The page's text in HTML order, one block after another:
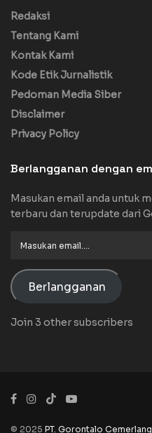
Redaksi
Tentang Kami
Kontak Kami
Kode Etik Jurnalistik
Pedoman Media Siber
Disclaimer
Privacy Policy
Berlangganan dengan
Masukan email anda untuk
terbaru dan terupdate dari
Berlangganan
Join 3 other subscribers
© 2025 PT. Gorontalo Cemerlang